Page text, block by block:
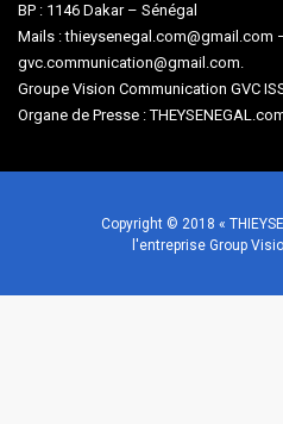
BP : 1146 Dakar – Sénégal
Mails : thieysenegal.com@gmail.com
gvc.communication@gmail.com.
Groupe Vision Communication GVC
Organe de Presse :
Copyright © 2018 «
l'entreprise Group